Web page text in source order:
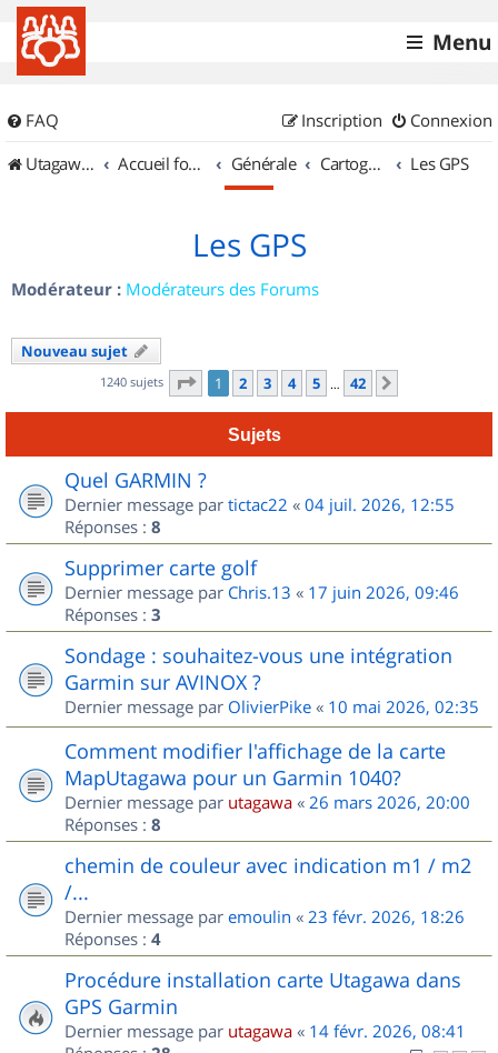
Menu
FAQ Connexion
Inscription
UtagawaVTT (Randos VTT et VTTAE avec traces GPS)
Accueil forum Générale Cartographie et GPS Les GPS
Les GPS
Modérateur : Modérateurs des Forums
Nouveau sujet
1240 sujets Page 1sur
1 2 3 4 5 … 42
Sujets
Quel GARMIN ?
Dernier message par tictac22 « 04 juil. 2026, 12:55
Réponses : 8
Supprimer carte golf
Dernier message par Chris.13 « 17 juin 2026, 09:46
Réponses : 3
Sondage : souhaitez-vous une intégration
Garmin sur AVINOX ?
Dernier message par OlivierPike « 10 mai 2026, 02:35
Comment modifier l'affichage de la carte
MapUtagawa pour un Garmin 1040?
Dernier message par utagawa « 26 mars 2026, 20:00
Réponses : 8
chemin de couleur avec indication m1 / m2
/...
Dernier message par emoulin « 23 févr. 2026, 18:26
Réponses : 4
Procédure installation carte Utagawa dans
GPS Garmin
Dernier message par utagawa « 14 févr. 2026, 08:41